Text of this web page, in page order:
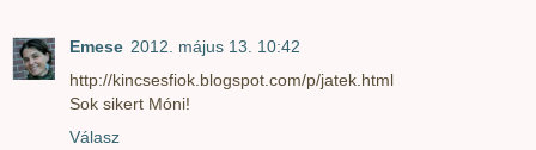
Emese 2012. május 13. 10:42
http://kincsesfiok.blogspot.com/p/jatek.html
Sok sikert Móni!
Válasz